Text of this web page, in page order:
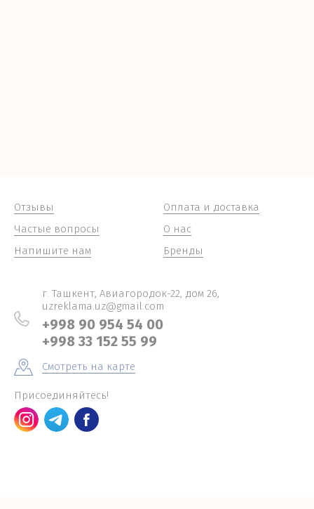
Отзывы
Частые вопросы
Напишите нам
Оплата и доставка
О нас
Бренды
г. Ташкент, Авиагородок-22, дом 26,
uzreklama.uz@gmail.com
+998 90 954 54 00
+998 33 152 55 99
Смотреть на карте
Присоединяйтесь!